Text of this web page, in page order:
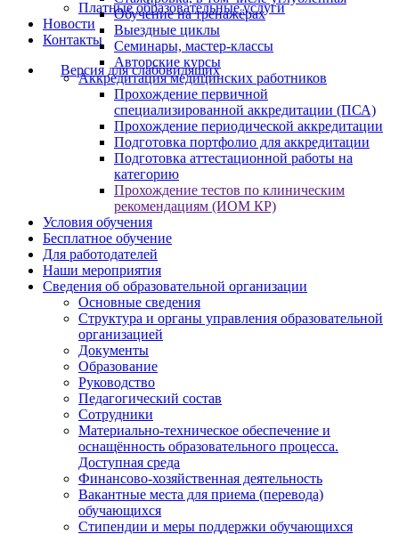
Платные образовательные услуги
Новости
Контакты
Версия для слабовидящих
Обучение на тренажёрах
Выездные циклы
Семинары, мастер-классы
Авторские курсы
Аккредитация медицинских работников
Прохождение первичной
специализированной аккредитации (ПСА)
Прохождение периодической аккредитации
Подготовка портфолио для аккредитации
Подготовка аттестационной работы на
категорию
Прохождение тестов по клиническим
рекомендациям (ИОМ КР)
Условия обучения
Бесплатное обучение
Для работодателей
Наши мероприятия
Сведения об образовательной организации
Основные сведения
Структура и органы управления образовательной
организацией
Документы
Образование
Руководство
Педагогический состав
Сотрудники
Материально-техническое обеспечение и
оснащённость образовательного процесса.
Доступная среда
Финансово-хозяйственная деятельность
Вакантные места для приема (перевода)
обучающихся
Стипендии и меры поддержки обучающихся